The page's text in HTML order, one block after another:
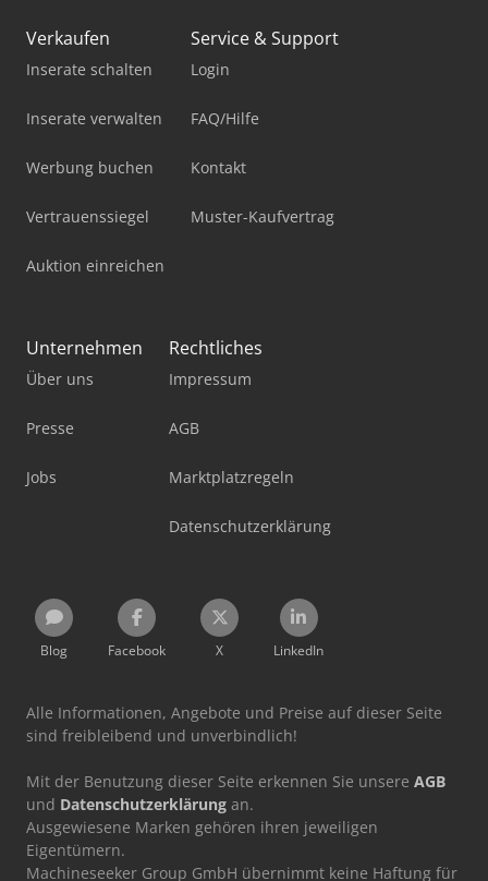
Verkaufen
Inserate schalten
Inserate verwalten
Werbung buchen
Vertrauenssiegel
Auktion einreichen
Service & Support
Login
FAQ/Hilfe
Kontakt
Muster-Kaufvertrag
Unternehmen
Über uns
Presse
Jobs
Rechtliches
Impressum
AGB
Marktplatzregeln
Datenschutzerklärung
Blog Facebook X LinkedIn
Alle Informationen, Angebote und Preise auf dieser Seite
sind freibleibend und unverbindlich!
Mit der Benutzung dieser Seite erkennen Sie unsere AGB
und Datenschutzerklärung an.
Ausgewiesene Marken gehören ihren jeweiligen
Eigentümern.
Machineseeker Group GmbH übernimmt keine Haftung für